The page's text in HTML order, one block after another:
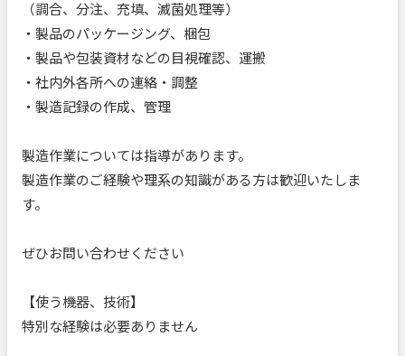
（調合、分注、充填、滅菌処理等）
・製品のパッケージング、梱包
・製品や包装資材などの目視確認、運搬
・社内外各所への連絡・調整
・製造記録の作成、管理
製造作業については指導があります。
製造作業のご経験や理系の知識がある方は歓迎いたしま
す。
ぜひお問い合わせください
【使う機器、技術】
特別な経験は必要ありません